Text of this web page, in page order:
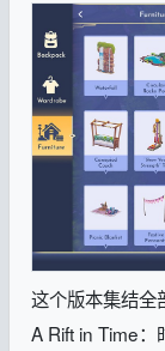
这个版本集结全
A Rift in Time：